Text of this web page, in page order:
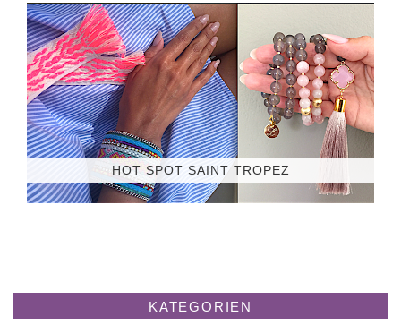
HOT SPOT SAINT TROPEZ
KATEGORIEN